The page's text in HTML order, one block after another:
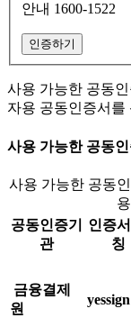
안내 1600-1522
인증하기
사용 가능한 공동
자용 공동인증서를
사용 가능한 공동
사용 가능한 공동
공동인증기
관
인증
칭
금융결제
원
yessign